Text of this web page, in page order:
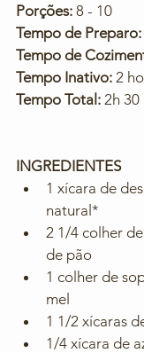
Porções: 8 - 10
Tempo de Preparo:
Tempo de
Tempo Inativo: 2
Tempo Total: 2h
INGREDIENTES
1 xícara de
natural*
2 1/4 colher
de pão
1 colher de
mel
1 1/2 xícaras
1/4 xícara de